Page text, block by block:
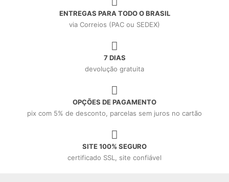
ENTREGAS PARA TODO O BRASIL
via Correios (PAC ou SEDEX)
7 DIAS
devolução gratuita
OPÇÕES DE PAGAMENTO
pix com 5% de desconto, parcelas sem juros no cartão
SITE 100% SEGURO
certificado SSL, site confiável